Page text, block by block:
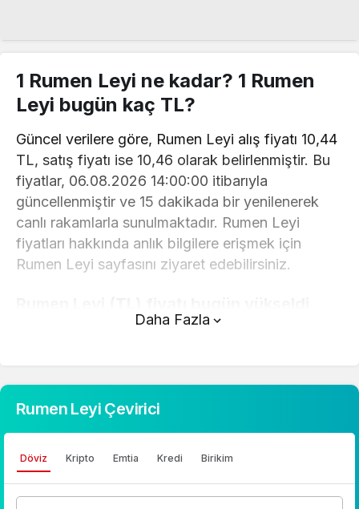
1 Rumen Leyi ne kadar? 1 Rumen
Leyi bugün kaç TL?
Güncel verilere göre, Rumen Leyi alış fiyatı 10,44
TL, satış fiyatı ise 10,46 olarak belirlenmiştir. Bu
fiyatlar, 06.08.2026 14:00:00 itibarıyla
güncellenmiştir ve 15 dakikada bir yenilenerek
canlı rakamlarla sunulmaktadır. Rumen Leyi
fiyatları hakkında anlık bilgilere erişmek için
Rumen Leyi sayfasını ziyaret edebilirsiniz.
göstermiştir..
üstünde yer alan çevirici aracını kullanarak
mevcut fiyatlar üzerinden hızlı ve kolay bir
şekilde çevirme işlemlerinizi
Daha Fazla
Rumen Leyi Çevirici
Döviz Kripto Emtia Kredi Birikim